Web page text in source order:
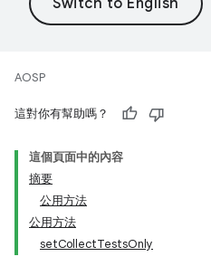
AOSP
這對你有幫助嗎？
這個頁面中的內容
摘要
公用方法
公用方法
setCollectTestsOnly